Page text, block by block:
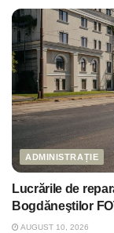
ADMINISTRAȚIE
Lucrările de
Bogdăneştilor
AUGUST 10, 2026